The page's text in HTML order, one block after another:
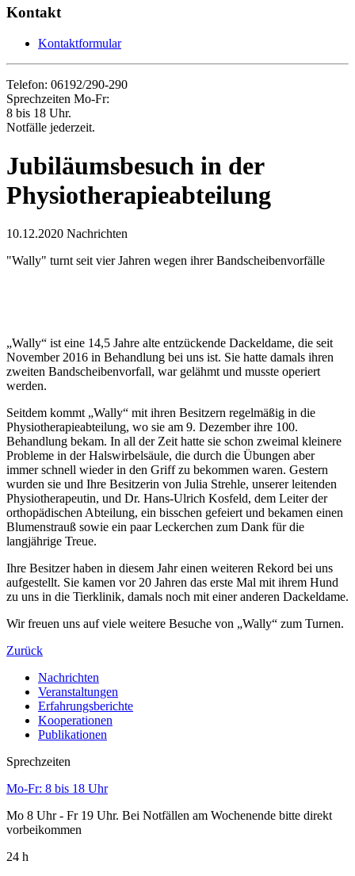
Kontakt
Kontaktformular
Telefon: 06192/290-290
Sprechzeiten Mo-Fr:
8 bis 18 Uhr.
Notfälle jederzeit.
Jubiläumsbesuch in der
Physiotherapieabteilung
10.12.2020 Nachrichten
"Wally" turnt seit vier Jahren wegen ihrer Bandscheibenvorfälle
„Wally“ ist eine 14,5 Jahre alte entzückende Dackeldame, die seit
November 2016 in Behandlung bei uns ist. Sie hatte damals ihren
zweiten Bandscheibenvorfall, war gelähmt und musste operiert
werden.
Seitdem kommt „Wally“ mit ihren Besitzern regelmäßig in die
Physiotherapieabteilung, wo sie am 9. Dezember ihre 100.
Behandlung bekam. In all der Zeit hatte sie schon zweimal kleinere
Probleme in der Halswirbelsäule, die durch die Übungen aber
immer schnell wieder in den Griff zu bekommen waren. Gestern
wurden sie und Ihre Besitzerin von Julia Strehle, unserer leitenden
Physiotherapeutin, und Dr. Hans-Ulrich Kosfeld, dem Leiter der
orthopädischen Abteilung, ein bisschen gefeiert und bekamen einen
Blumenstrauß sowie ein paar Leckerchen zum Dank für die
langjährige Treue.
Ihre Besitzer haben in diesem Jahr einen weiteren Rekord bei uns
aufgestellt. Sie kamen vor 20 Jahren das erste Mal mit ihrem Hund
zu uns in die Tierklinik, damals noch mit einer anderen Dackeldame.
Wir freuen uns auf viele weitere Besuche von „Wally“ zum Turnen.
Zurück
Nachrichten
Veranstaltungen
Erfahrungsberichte
Kooperationen
Publikationen
Sprechzeiten
Mo-Fr: 8 bis 18 Uhr
Mo 8 Uhr - Fr 19 Uhr. Bei Notfällen am Wochenende bitte direkt
vorbeikommen
24 h